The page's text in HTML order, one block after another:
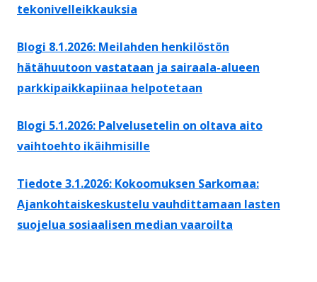
tekonivelleikkauksia
Blogi 8.1.2026: Meilahden henkilöstön
hätähuutoon vastataan ja sairaala-alueen
parkkipaikkapiinaa helpotetaan
Blogi 5.1.2026: Palvelusetelin on oltava aito
vaihtoehto ikäihmisille
Tiedote 3.1.2026: Kokoomuksen Sarkomaa:
Ajankohtaiskeskustelu vauhdittamaan lasten
suojelua sosiaalisen median vaaroilta